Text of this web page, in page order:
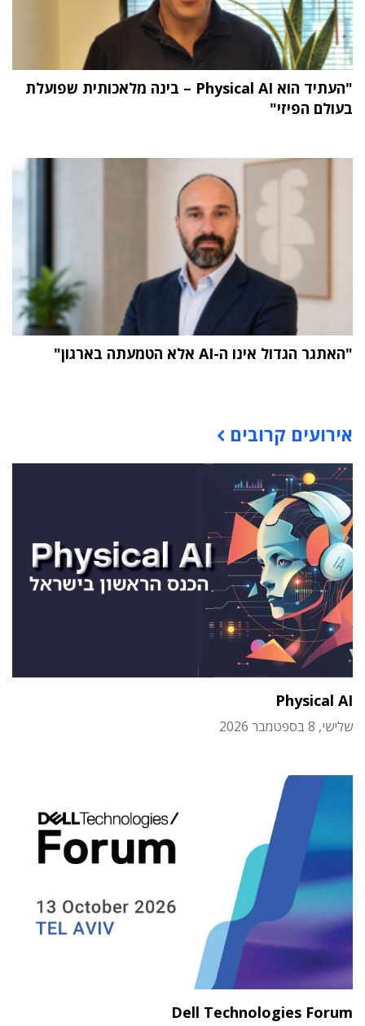
"העתיד הוא Physical AI – בינה מלאכותית שפועלת
בעולם הפיזי"
"האתגר הגדול אינו ה-AI אלא הטמעתה בארגון"
אירועים קרובים
Physical AI
שלישי, 8 בספטמבר 2026
Dell Technologies Forum